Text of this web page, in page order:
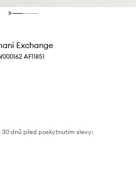
Exchange
AF11851
dnů před poskytnutím slevy: